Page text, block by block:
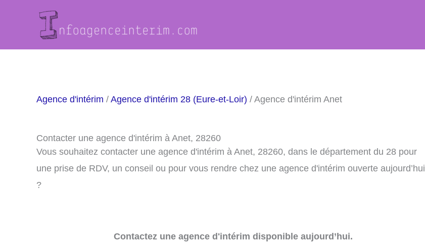
Agence d'intérim / Agence d'intérim 28 (Eure-et-Loir) / Agence d'intérim Anet
Contacter une agence d'intérim à Anet, 28260
Vous souhaitez contacter une agence d'intérim à Anet, 28260, dans le département du 28 pour
une prise de RDV, un conseil ou pour vous rendre chez une agence d'intérim ouverte aujourd’hui
?
Contactez une agence d'intérim disponible aujourd’hui.